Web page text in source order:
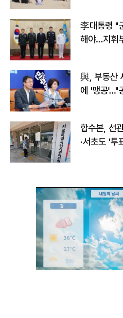
李대통령 "
해야…지휘
與, 부동산
에 '맹공'…"
합수본, 선
·서초도 '투